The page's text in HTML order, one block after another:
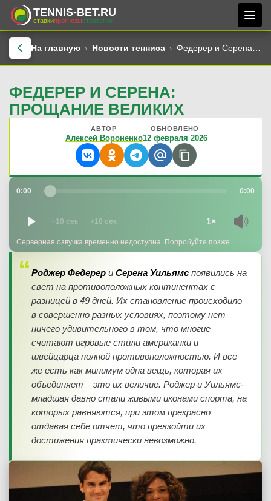
TENNIS-BET.RU
ставкипрогнозыстратегии
На главную Новости тенниса Федерер и Серена: прощание великих
ФЕДЕРЕР И СЕРЕНА:
ПРОЩАНИЕ ВЕЛИКИХ
АВТОР
Алексей Вороненко
ОБНОВЛЕНО
12 февраля 2026
0:00 0:00
−10 сек +10 сек 1×
Серверная озвучка временно недоступна. Попробуйте позже.
Роджер Федерер и Серена Уильямс появились на
свет на противоположных континентах с
разницей в 49 дней. Их становление происходило
в совершенно разных условиях, поэтому нет
ничего удивительного в том, что многие
считают игровые стили американки и
швейцарца полной противоположностью. И все
же есть как минимум одна вещь, которая их
объединяет – это их величие. Роджер и Уильямс-
младшая давно стали живыми иконами спорта, на
которых равняются, при этом прекрасно
отдавая себе отчет, что превзойти их
достижения практически невозможно.